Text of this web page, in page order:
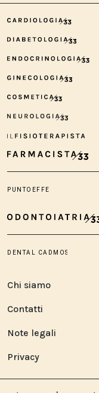
Chi siamo
Contatti
Note legali
Privacy